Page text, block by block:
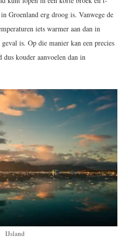
Groenland erg droog is. Vanwege de
iets warmer aan dan in
is. Op die manier kan een precies
kouder aanvoelen dan in
IJsland